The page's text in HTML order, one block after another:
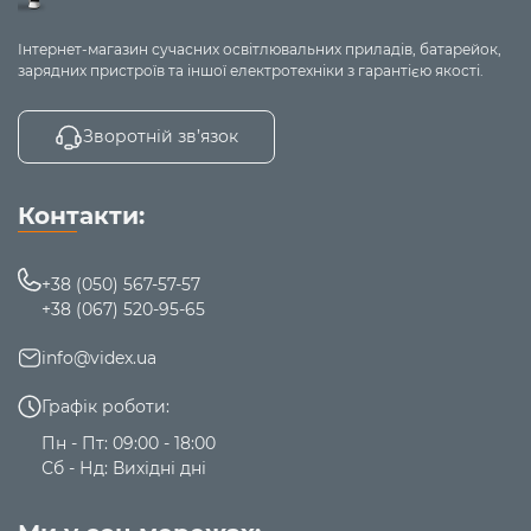
Інтернет-магазин сучасних освітлювальних приладів, батарейок,
зарядних пристроїв та іншої електротехніки з гарантією якості.
Зворотній зв’язок
Контакти:
+38 (050) 567-57-57
+38 (067) 520-95-65
info@videx.ua
Графік роботи:
Пн - Пт: 09:00 - 18:00
Сб - Нд: Вихідні дні